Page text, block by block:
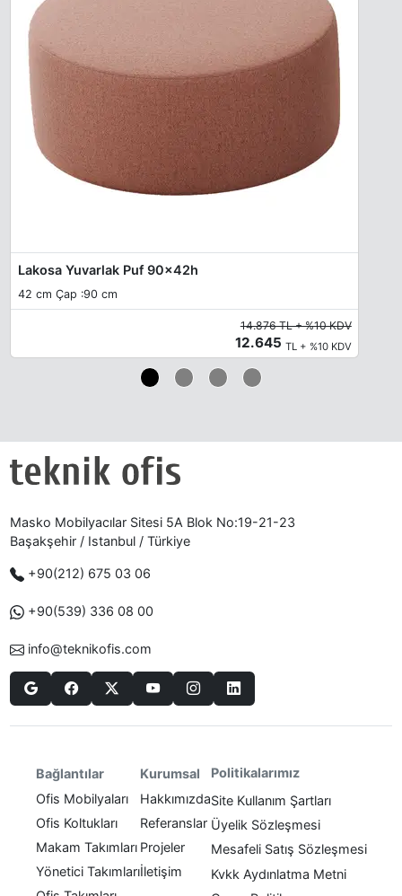
Lakosa Yuvarlak Puf 90x42h
42 cm Çap :90 cm
14.876 TL + %10 KDV
12.645 TL + %10 KDV
Masko Mobilyacılar Sitesi 5A Blok No:19-21-23
Başakşehir / Istanbul / Türkiye
+90(212) 675 03 06
+90(539) 336 08 00
info@teknikofis.com
Bağlantılar
Ofis Mobilyaları
Ofis Koltukları
Makam Takımları
Yönetici Takımları
Kurumsal
Hakkımızda
Referanslar
Projeler
İletişim
Politikalarımız
Site Kullanım Şartları
Üyelik Sözleşmesi
Mesafeli Satış Sözleşmesi
Kvkk Aydınlatma Metni